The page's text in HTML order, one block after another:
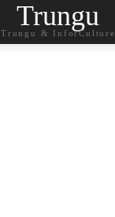
Trungu
Trungu & InforCulture